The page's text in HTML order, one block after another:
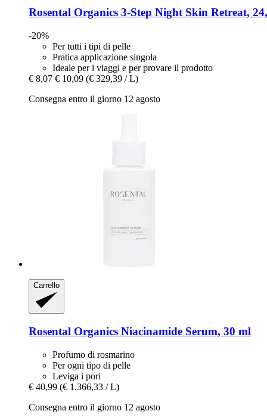
Rosental Organics 3-​Step Night Skin Retreat,
-20%
Per tutti i tipi di pelle
Pratica applicazione singola
Ideale per i viaggi e per provare il prodotto
€ 8,07 € 10,09 (€ 329,39 / L)
Consegna entro il giorno 12 agosto
Carrello
Rosental Organics Niacinamide Serum, 30 ml
Profumo di rosmarino
Per ogni tipo di pelle
Leviga i pori
€ 40,99 (€ 1.366,33 / L)
Consegna entro il giorno 12 agosto